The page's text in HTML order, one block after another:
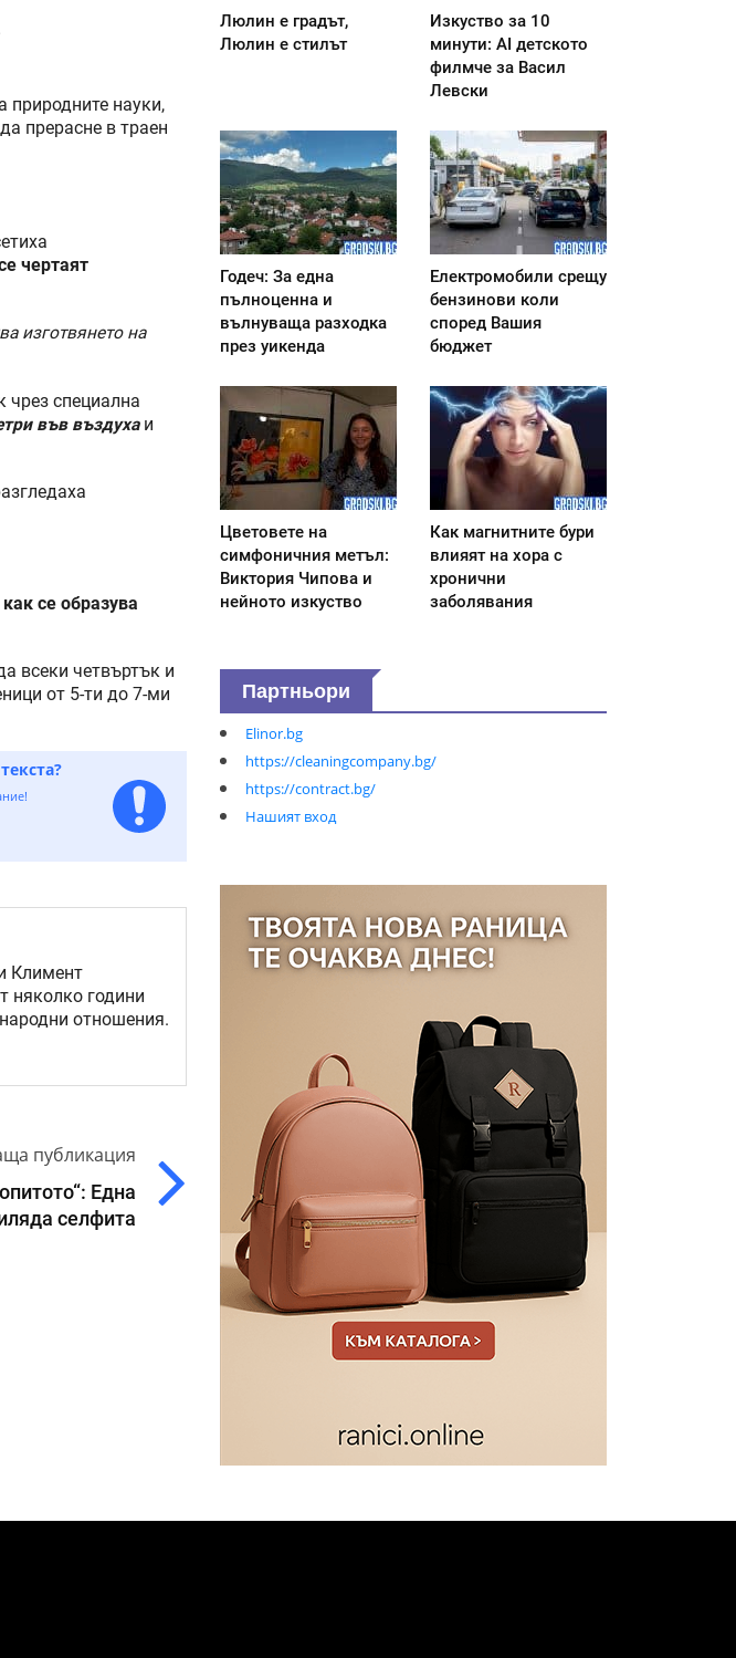
природните науки,
прерасне в траен
чертаят
изготвянето на
чрез специална
във въздухаи
се образува
всеки четвъртък и
от 5-ти до 7-ми
Климент
няколко години
отношения.
публикация
Една
селфита
Люлин е градът,
Люлин е стилът
Изкуство за 10
минути: AI детското
филмче за Васил
Левски
Годеч: За една
пълноценна и
вълнуваща разходка
през уикенда
Електромобили срещу
бензинови коли
според Вашия
бюджет
Цветовете на
симфоничния метъл:
Виктория Чипова и
нейното изкуство
Как магнитните бури
влияят на хора с
хронични
заболявания
Партньори
Elinor.bg
https://cleaningcompany.bg/
https://contract.bg/
Нашият вход